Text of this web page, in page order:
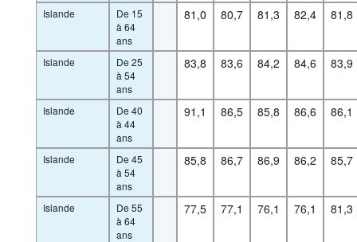
Islande
De 15
à 64
ans
81,0 80,7 81,3 82,4 81,8
Islande
De 25
à 54
ans
83,8 83,6 84,2 84,6 83,9
Islande
De 40
à 44
ans
91,1 86,5 85,8 86,6 86,1
Islande
De 45
à 54
ans
85,8 86,7 86,9 86,2 85,7
Islande
De 55
à 64
ans
77,5 77,1 76,1 76,1 81,3